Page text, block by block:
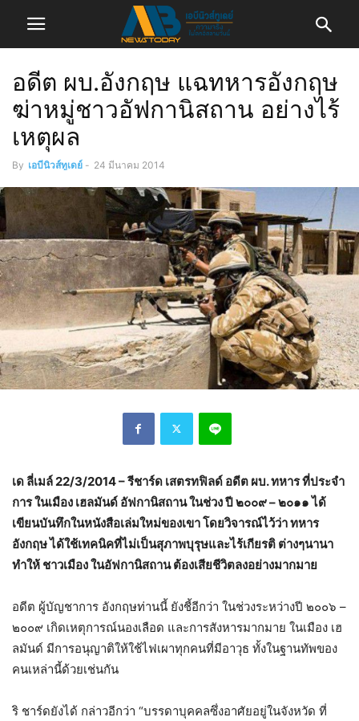
อดีต ผบ.อังกฤษ แฉทหารอังกฤษ
ฆ่าหมู่ชาวอัฟกานิสถาน อย่างไร้
เหตุผล
By เอบีนิวส์ทูเดย์ - 24 มีนาคม 2014
เด ลี่เมล์ 22/3/2014 – รีชาร์ด เสตรทฟิลด์ อดีต ผบ. ทหาร ที่ประจำ
การ ในเมือง เฮลมันด์ อัฟกานิสถาน ในช่วง ปี ๒๐๐๙ – ๒๐๑๑ ได้
เขียนบันทึกในหนังสือเล่มใหม่ของเขา โดยวิจารณ์ไว้ว่า ทหาร
อังกฤษ ได้ใช้เทคนิคที่ไม่เป็นสุภาพบุรุษและไร้เกียรติ ต่างๆนานา
ทำให้ ชาวเมือง ในอัฟกานิสถาน ต้องเสียชีวิตลงอย่างมากมาย
อดีต ผู้บัญชาการ อังกฤษท่านนี้ ยังชี้อีกว่า ในช่วงระหว่างปี ๒๐๐๖ –
๒๐๐๙ เกิดเหตุการณ์นองเลือด และการสังหารมากมาย ในเมือง เฮ
ลมันด์ มีการอนุญาติให้ใช้ไฟเผาทุกคนที่มีอาวุธ ทั้งในฐานทัพของ
คนเหล่านี้ด้วยเช่นกัน
ริ ชาร์ดยังได้ กล่าวอีกว่า “บรรดาบุคคลซึ่งอาศัยอยู่ในจังหวัด ที่